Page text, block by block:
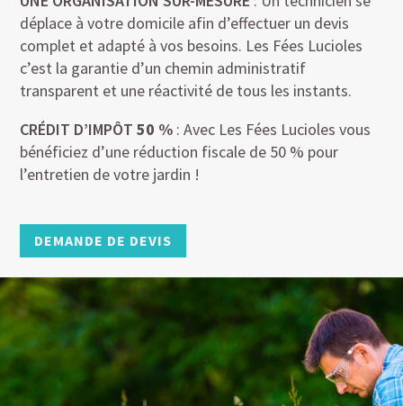
déplace à votre domicile afin d’effectuer un devis
complet et adapté à vos besoins. Les Fées Lucioles
c’est la garantie d’un chemin administratif
transparent et une réactivité de tous les instants.
CRÉDIT D’IMPÔT 50 % : Avec Les Fées Lucioles vous
bénéficiez d’une réduction fiscale de 50 % pour
l’entretien de votre jardin !
DEMANDE DE DEVIS